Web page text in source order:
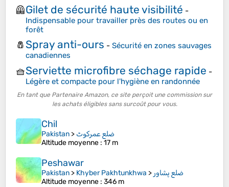
🦺Gilet de sécurité haute visibilité -
Indispensable pour travailler près des routes ou en
forêt
🧂 Spray anti-ours - Sécurité en zones sauvages
canadiennes
🧺Serviette microfibre séchage rapide -
Légère et compacte pour l'hygiène en randonnée
En tant que Partenaire Amazon, ce site perçoit une commission sur
les achats éligibles sans surcoût pour vous.
Chil
Pakistan > ضلع عمرکوٹ
Altitude moyenne : 17 m
Peshawar
Pakistan > Khyber Pakhtunkhwa >
Altitude moyenne : 346 m